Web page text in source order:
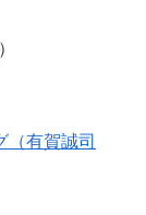
（有賀誠司